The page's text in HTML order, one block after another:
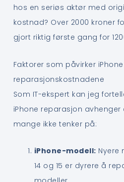
hos en seriøs aktør med
kostnad? Over 2000 kroner
gjort riktig første gang for
Faktorer som påvirker iPhone
reparasjonskostnadene
Som IT-ekspert kan jeg
iPhone reparasjon
mange ikke tenker på:
iPhone-modell: Nyere
14 og 15 er dyrere å